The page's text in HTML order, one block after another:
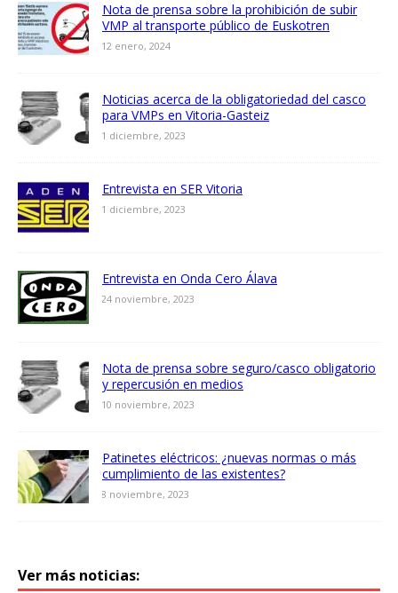
Nota de prensa sobre la prohibición de subir
VMP al transporte público de Euskotren
12 enero, 2024
Noticias acerca de la obligatoriedad del casco
para VMPs en Vitoria-Gasteiz
1 diciembre, 2023
Entrevista en SER Vitoria
1 diciembre, 2023
Entrevista en Onda Cero Álava
24 noviembre, 2023
Nota de prensa sobre seguro/casco obligatorio
y repercusión en medios
10 noviembre, 2023
Patinetes eléctricos: ¿nuevas normas o más
cumplimiento de las existentes?
8 noviembre, 2023
Ver más noticias: